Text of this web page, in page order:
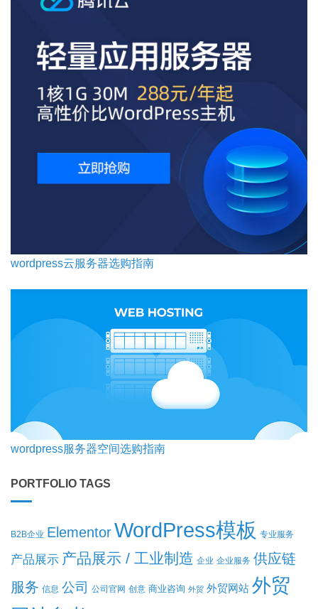
wordpress云服务器选购指南
wordpress服务器空间选购指南
PORTFOLIO TAGS
B2B企业 ElementorWordPress模板 专业服务
产品展示 产品展示 / 工业制造 企业 企业服务 供应链
服务 信息 公司 公司官网 创意 商业咨询 外贸 外贸网站 外贸